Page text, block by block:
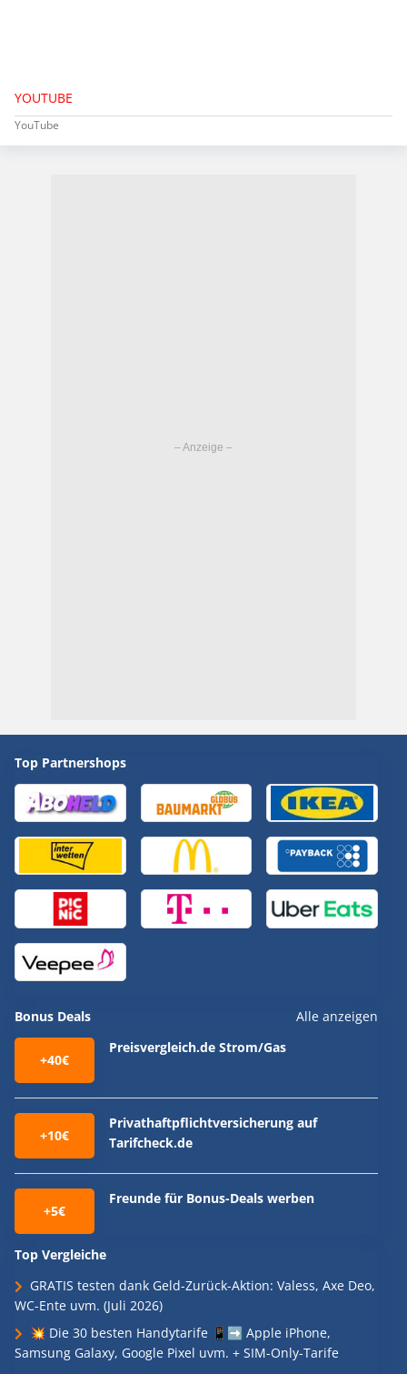
YOUTUBE
YouTube
Top Partnershops
Bonus Deals Alle anzeigen
+40€
Preisvergleich.de Strom/Gas
+10€
Privathaftpflichtversicherung auf
Tarifcheck.de
+5€
Freunde für Bonus-Deals werben
Top Vergleiche
GRATIS testen dank Geld-Zurück-Aktion: Valess, Axe Deo,
WC-Ente uvm. (Juli 2026)
💥 Die 30 besten Handytarife 📱➡️ Apple iPhone,
Samsung Galaxy, Google Pixel uvm. + SIM-Only-Tarife